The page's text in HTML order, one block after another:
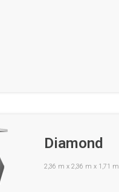
Diamond
2,36 m x 2,36 m x 1,71 m